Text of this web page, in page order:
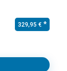
329,95 €